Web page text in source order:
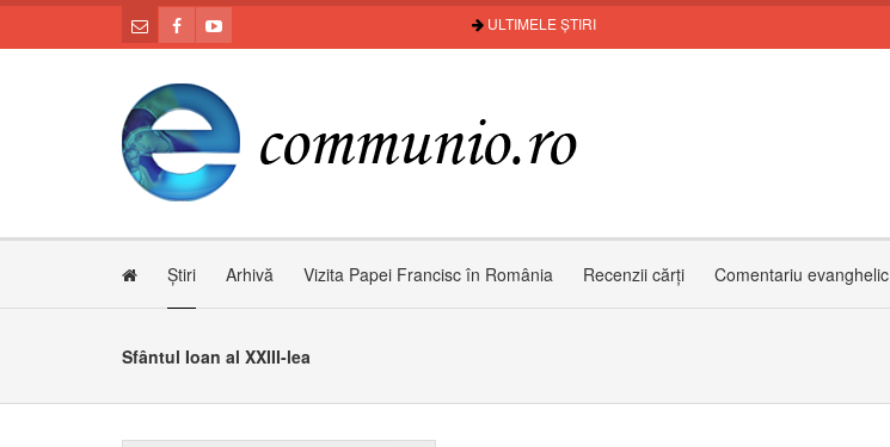
ULTIMELE ȘTIRI
Știri Arhivă Vizita Papei Francisc în România Recenzii cărți Comentariu evanghelic
Sfântul Ioan al XXIII-lea